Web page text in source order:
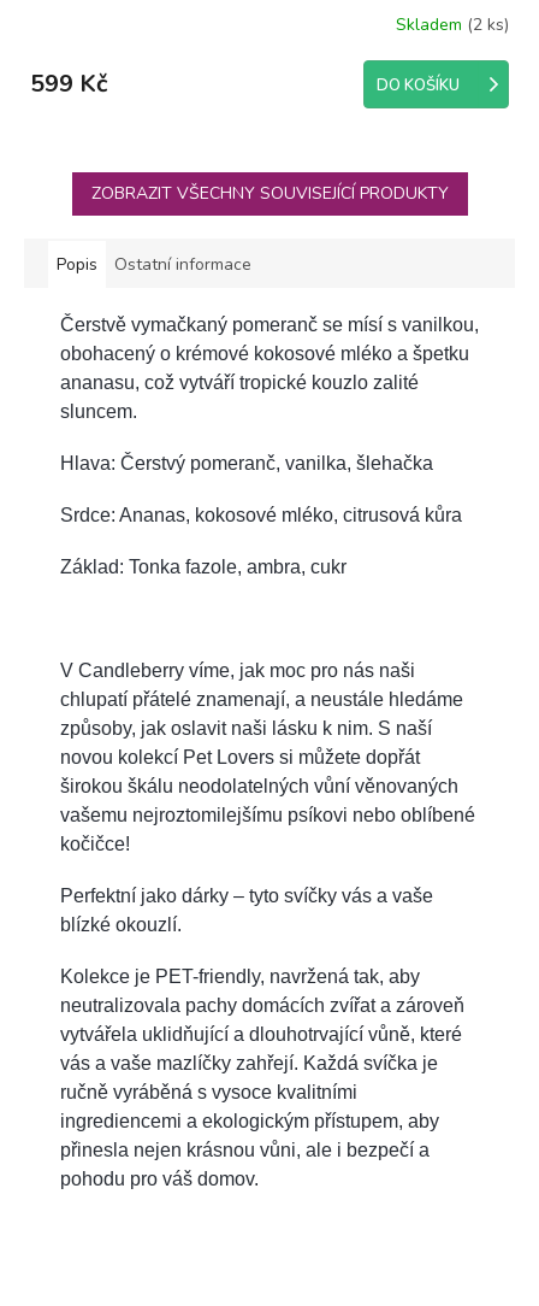
Skladem (2 ks)
599 Kč DO KOŠÍKU
ZOBRAZIT VŠECHNY SOUVISEJÍCÍ PRODUKTY
Popis Ostatní informace
Čerstvě vymačkaný pomeranč se mísí s vanilkou,
obohacený o krémové kokosové mléko a špetku
ananasu, což vytváří tropické kouzlo zalité
sluncem.
Hlava: Čerstvý pomeranč, vanilka, šlehačka
Srdce: Ananas, kokosové mléko, citrusová kůra
Základ: Tonka fazole, ambra, cukr
V Candleberry víme, jak moc pro nás naši
chlupatí přátelé znamenají, a neustále hledáme
způsoby, jak oslavit naši lásku k nim. S naší
novou kolekcí Pet Lovers si můžete dopřát
širokou škálu neodolatelných vůní věnovaných
vašemu nejroztomilejšímu psíkovi nebo oblíbené
kočičce!
Perfektní jako dárky – tyto svíčky vás a vaše
blízké okouzlí.
Kolekce je PET-friendly, navržená tak, aby
neutralizovala pachy domácích zvířat a zároveň
vytvářela uklidňující a dlouhotrvající vůně, které
vás a vaše mazlíčky zahřejí. Každá svíčka je
ručně vyráběná s vysoce kvalitními
ingrediencemi a ekologickým přístupem, aby
přinesla nejen krásnou vůni, ale i bezpečí a
pohodu pro váš domov.